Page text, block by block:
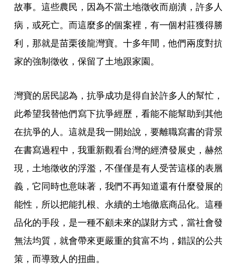
故事。這些農民，因為不當土地徵收而崩潰，許多人
病，或死亡。而這麼多的個案裡，有一個村莊獲得勝
利，那就是苗栗後龍灣寶。十多年間，他們兩度對抗
家的強制徵收，保留了土地跟家園。
灣寶的居民認為，抗爭成功是得自於許多人的幫忙，
此希望我替他們寫下抗爭經歷，看能不能幫助到其他
在抗爭的人。這就是我一開始說，要離職寫書的背景
在書寫過程中，我重新觀看台灣的經濟發展史，赫然
現，土地徵收的浮濫，不僅僅是有人受苦這樣的表層
義，它同時也意味著，我們不再知道還有什麼發展的
能性，所以把能扎根、永續的土地徹底商品化。這種
品化的手段，是一種不顧未來的謀財方式，當社會發
無法均質，就會帶來更嚴重的貧富不均，錯誤的公共
策，而導致人的扭曲。